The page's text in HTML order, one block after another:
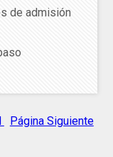
de admisión
Página Siguiente